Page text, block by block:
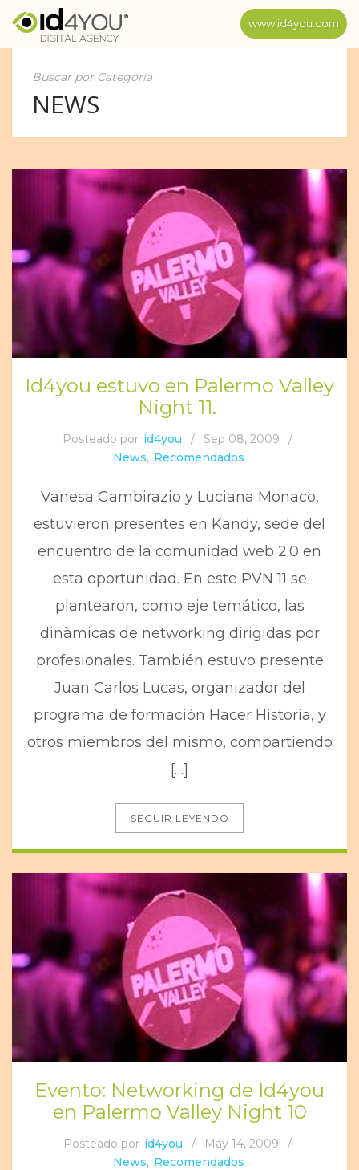
www.id4you.com
Buscar por Categoría
NEWS
Id4you estuvo en Palermo Valley
Night 11.
Posteado por id4you / Sep 08, 2009
/
News, Recomendados
Vanesa Gambirazio y Luciana Monaco,
estuvieron presentes en Kandy, sede del
encuentro de la comunidad web 2.0 en
esta oportunidad. En este PVN 11 se
plantearon, como eje temático, las
dinàmicas de networking dirigidas por
profesionales. También estuvo presente
Juan Carlos Lucas, organizador del
programa de formación Hacer Historia, y
otros miembros del mismo, compartiendo
[…]
SEGUIR LEYENDO
Evento: Networking de Id4you
en Palermo Valley Night 10
Posteado por id4you / May 14, 2009
/
News, Recomendados